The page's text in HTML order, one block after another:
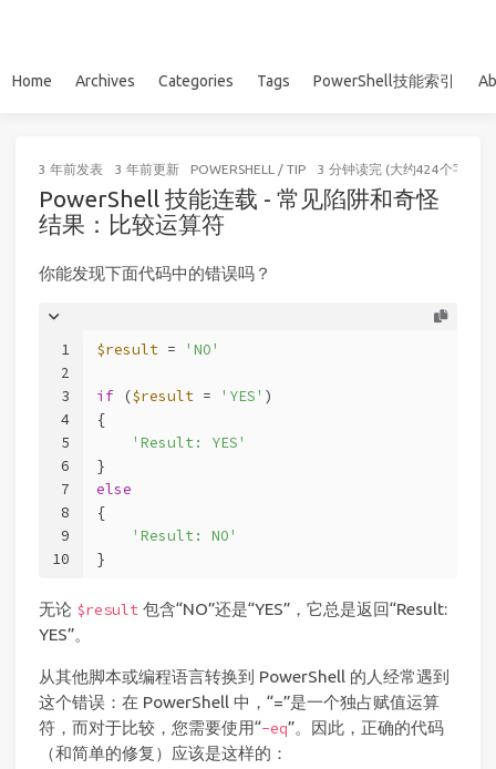
Home Archives Categories Tags PowerShell技能索引
3 年前发表 3 年前更新 POWERSHELL / TIP 3 分钟读完 (大约424个字)
PowerShell 技能连载 - 常见陷阱和奇怪
结果：比较运算符
你能发现下面代码中的错误吗？
1
2
3
4
5
6
7
8
9
10
$result = 'NO'
if ($result = 'YES' )
{
'Result: YES'
}
else
{
'Result: NO'
}
无论 $result 包含“NO”还是“YES”，它总是返回“Result:
YES”。
从其他脚本或编程语言转换到 PowerShell 的人经常遇到
这个错误：在 PowerShell 中，“=”是一个独占赋值运算
符，而对于比较，您需要使用“-eq”。因此，正确的代码
（和简单的修复）应该是这样的：